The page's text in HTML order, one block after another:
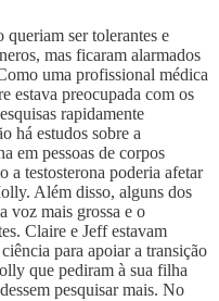
ser tolerantes e
mas ficaram alarmados
uma profissional médica
estava preocupada com os
rapidamente
há estudos sobre a
em pessoas de corpos
a testosterona poderia afetar
Além disso, alguns dos
voz mais grossa e o
Claire e Jeff estavam
para apoiar a transição
que pediram à sua filha
pesquisar mais. No